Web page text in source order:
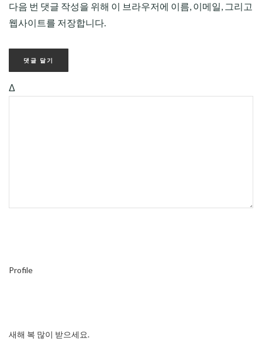
다음 번 댓글 작성을 위해 이 브라우저에 이름, 이메일, 그리고
웹사이트를 저장합니다.
Δ
Profile
새해 복 많이 받으세요.